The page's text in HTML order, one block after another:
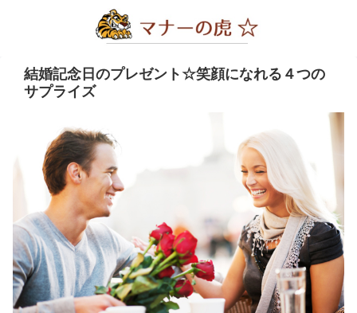
結婚記念日のプレゼント☆笑顔になれる４つの
サプライズ